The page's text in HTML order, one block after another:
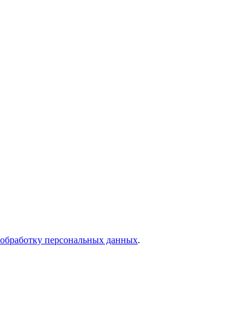
обработку персональных данных.